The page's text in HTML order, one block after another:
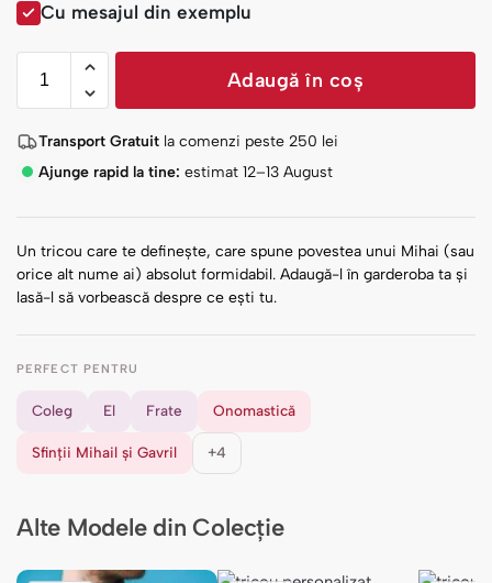
Cu mesajul din exemplu
Adaugă în coș
Transport Gratuit la comenzi peste 250 lei
Ajunge rapid la tine: estimat 12–13 August
Un tricou care te definește, care spune povestea unui Mihai (sau
orice alt nume ai) absolut formidabil. Adaugă-l în garderoba ta și
lasă-l să vorbească despre ce ești tu.
PERFECT PENTRU
Coleg El Frate Onomastică
Sfinții Mihail și Gavril +4
Alte Modele din Colecție